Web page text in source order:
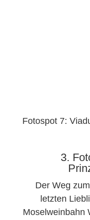
Fotospot 7:
3.
Der Weg
letzten
Moselweinbahn